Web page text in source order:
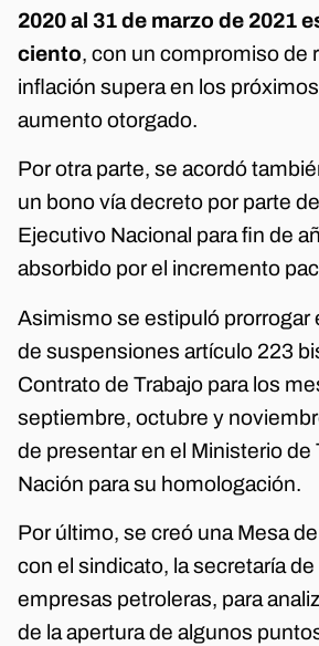
2020 al 31 de marzo de 2021
ciento, con un compromiso de
inflación supera en los
aumento otorgado.
Por otra parte, se acordó
un bono vía decreto por parte
Ejecutivo Nacional para fin de
absorbido por el incremento
Asimismo se estipuló prorrogar
de suspensiones artículo 223
Contrato de Trabajo para los
septiembre, octubre y
de presentar en el Ministerio de
Nación para su homologación.
Por último, se creó una Mesa
con el sindicato, la secretaría de
empresas petroleras, para
de la apertura de algunos